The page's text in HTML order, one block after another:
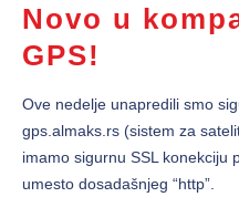
Novo u
GPS!
Ove nedelje unapredili smo
gps.almaks.rs (sistem za
imamo sigurnu SSL konekciju
umesto dosadašnjeg “http”.